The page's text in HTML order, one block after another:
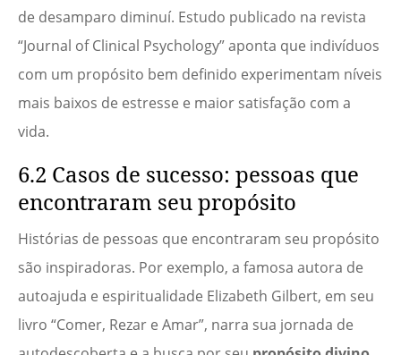
de desamparo diminuí. Estudo publicado na revista
“Journal of Clinical Psychology” aponta que indivíduos
com um propósito bem definido experimentam níveis
mais baixos de estresse e maior satisfação com a
vida.
6.2 Casos de sucesso: pessoas que
encontraram seu propósito
Histórias de pessoas que encontraram seu propósito
são inspiradoras. Por exemplo, a famosa autora de
autoajuda e espiritualidade Elizabeth Gilbert, em seu
livro “Comer, Rezar e Amar”, narra sua jornada de